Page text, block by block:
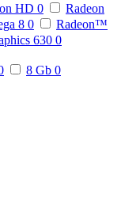
HD 0
Radeon
8 0
Radeon™
630 0
8 Gb 0